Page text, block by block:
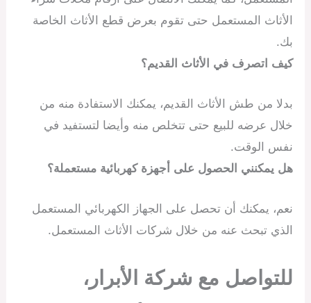
الأثاث المستعمل حتى تقوم بعرض قطع الأثاث الخاصة
بك.
كيف اتصرف في الأثاث القديم؟
بدلا من طش الأثاث القديم، يمكنك الاستفادة منه من
خلال عرضه للبيع حتى تتخلص منه وأيضا لتستفيد في
نفس الوقت.
هل يمكنني الحصول على أجهزة كهربائية مستعملة؟
نعم، يمكنك أن تحصل على الجهاز الكهربائي المستعمل
الذي تبحث عنه من خلال شركات الأثاث المستعمل.
للتواصل مع شركة الأبرار،